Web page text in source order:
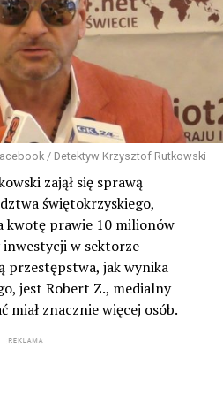
/ Detektyw Krzysztof Rutkowski
zajął się sprawą
świętokrzyskiego,
kwotę prawie 10 milionów
inwestycji w sektorze
przestępstwa, jak wynika
jest Robert Z., medialny
miał znacznie więcej osób.